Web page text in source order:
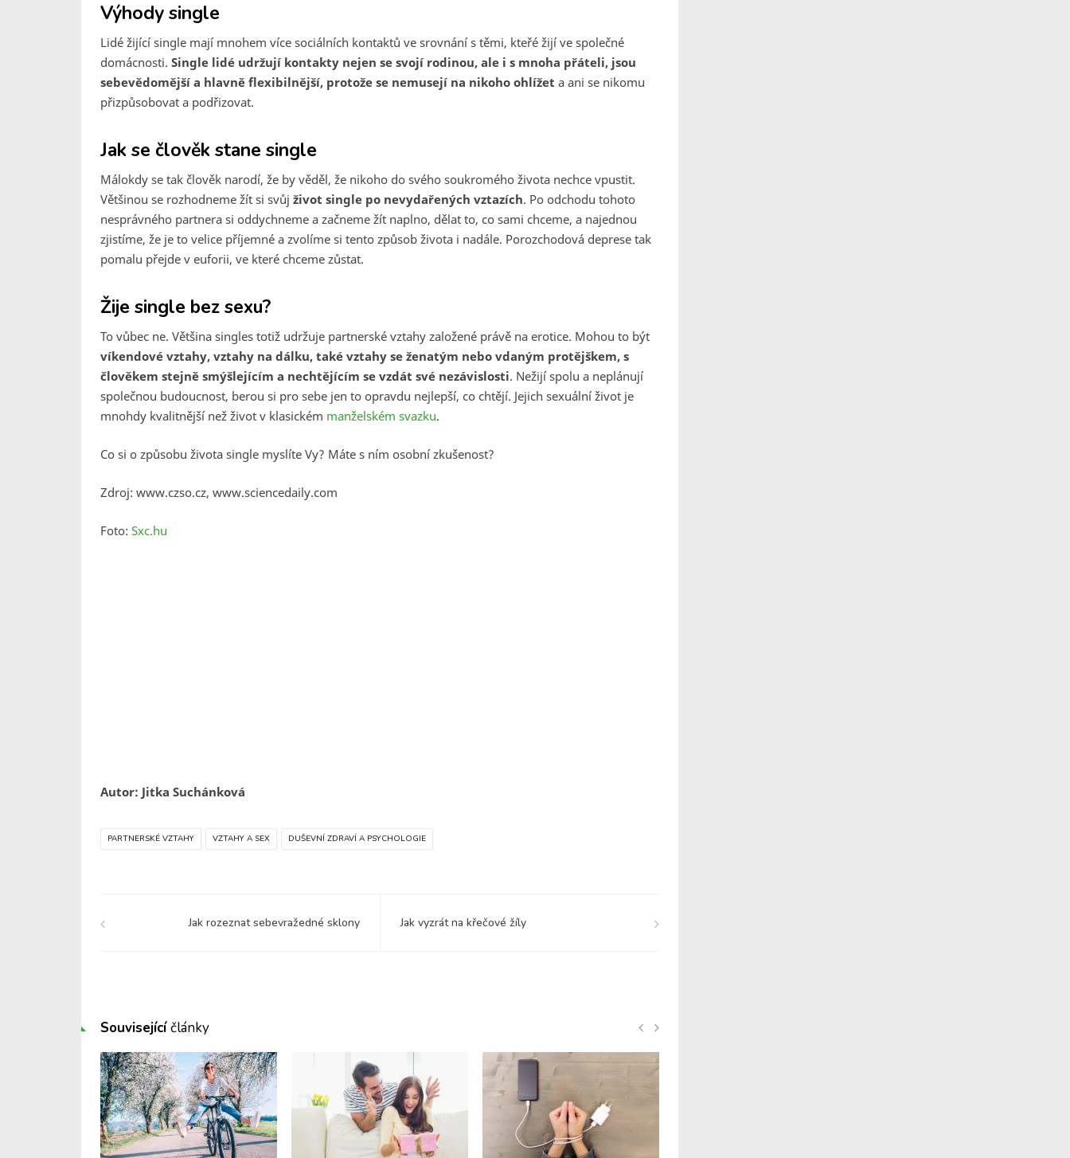
Výhody single
Lidé žijící single mají mnohem více sociálních kontaktů ve srovnání s těmi, kteřé žijí ve společné
domácnosti. Single lidé udržují kontakty nejen se svojí rodinou, ale i s mnoha přáteli, jsou
sebevědomější a hlavně flexibilnější, protože se nemusejí na nikoho ohlížet a ani se nikomu
přizpůsobovat a podřizovat.
Jak se člověk stane single
Málokdy se tak člověk narodí, že by věděl, že nikoho do svého soukromého života nechce vpustit.
Většinou se rozhodneme žít si svůj život single po nevydařených vztazích. Po odchodu tohoto
nesprávného partnera si oddychneme a začneme žít naplno, dělat to, co sami chceme, a najednou
zjistíme, že je to velice příjemné a zvolíme si tento způsob života i nadále. Porozchodová deprese tak
pomalu přejde v euforii, ve které chceme zůstat.
Žije single bez sexu?
To vůbec ne. Většina singles totiž udržuje partnerské vztahy založené právě na erotice. Mohou to být
víkendové vztahy, vztahy na dálku, také vztahy se ženatým nebo vdaným protějškem, s
člověkem stejně smýšlejícím a nechtějícím se vzdát své nezávislosti. Nežijí spolu a neplánují
společnou budoucnost, berou si pro sebe jen to opravdu nejlepší, co chtějí. Jejich sexuální život je
mnohdy kvalitnější než život v klasickém manželském svazku.
Co si o způsobu života single myslíte Vy? Máte s ním osobní zkušenost?
Zdroj: www.czso.cz, www.sciencedaily.com
Foto: Sxc.hu
Autor: Jitka Suchánková
PARTNERSKÉ VZTAHY VZTAHY A SEX DUŠEVNÍ ZDRAVÍ A PSYCHOLOGIE
Jak rozeznat sebevražedné sklony Jak vyzrát na křečové žíly
Souvisejícíčlánky